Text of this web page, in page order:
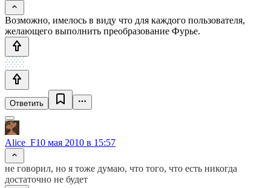
Возможно, имелось в виду что для каждого пользователя,
желающего выполнить преобразование Фурье.
Ответить
Alice_F10 мая 2010 в 15:57
не говорил, но я тоже думаю, что того, что есть никогда
достаточно не будет